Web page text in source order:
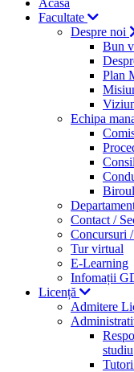
Acasă
Facultate
Despre noi
Bun
Plan
Echipa
Contact /
Concursuri
Tur virtual
E-Learning
Infomații
Licență
Admitere
studiu